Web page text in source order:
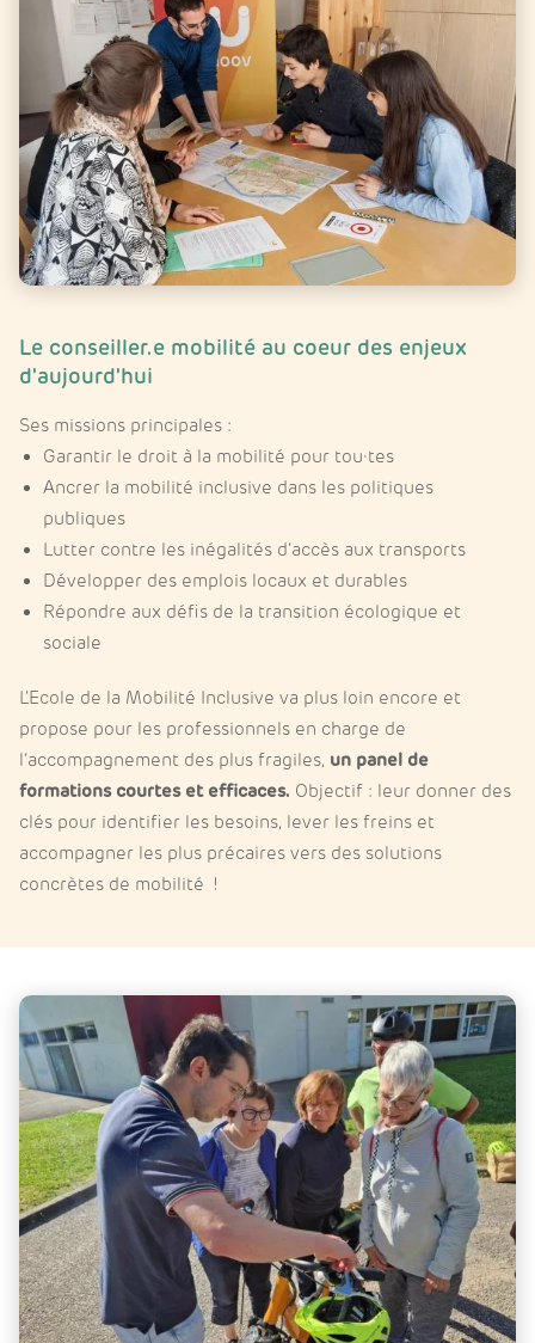
Le conseiller.e mobilité au coeur des enjeux
d'aujourd'hui
Ses missions principales :
Garantir le droit à la mobilité pour tou·tes
Ancrer la mobilité inclusive dans les politiques
publiques
Lutter contre les inégalités d’accès aux transports
Développer des emplois locaux et durables
Répondre aux défis de la transition écologique et
sociale
L’Ecole de la Mobilité Inclusive va plus loin encore et
propose pour les professionnels en charge de
l’accompagnement des plus fragiles, un panel de
formations courtes et efficaces. Objectif : leur donner des
clés pour identifier les besoins, lever les freins et
accompagner les plus précaires vers des solutions
concrètes de mobilité !